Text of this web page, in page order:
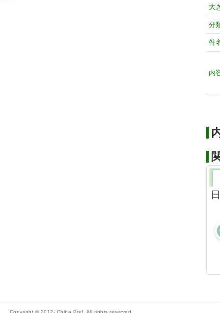
大
分
件
内
Copyright © 2012- Chiba Pref. All rights reserved.